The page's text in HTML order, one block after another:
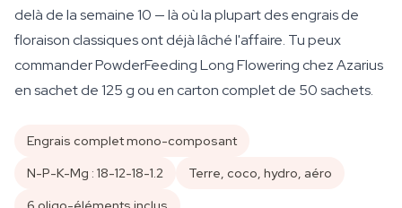
delà de la semaine 10 — là où la plupart des engrais de
floraison classiques ont déjà lâché l'affaire. Tu peux
commander PowderFeeding Long Flowering chez Azarius
en sachet de 125 g ou en carton complet de 50 sachets.
Engrais complet mono-composant
N-P-K-Mg : 18-12-18-1.2
Terre, coco, hydro, aéro